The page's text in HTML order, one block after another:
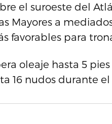
el suroeste del
Mayores a
favorables para
oleaje hasta 5
16 nudos durante